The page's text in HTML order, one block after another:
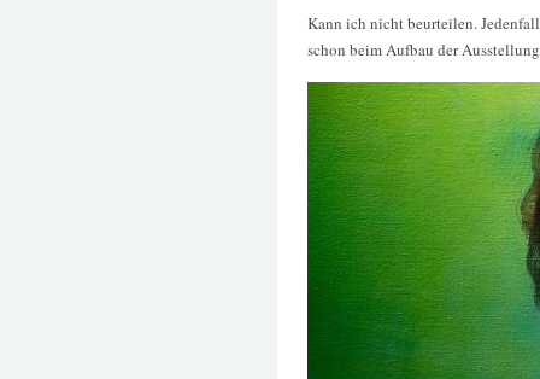
Kann ich nicht beurteilen.
schon beim Aufbau der